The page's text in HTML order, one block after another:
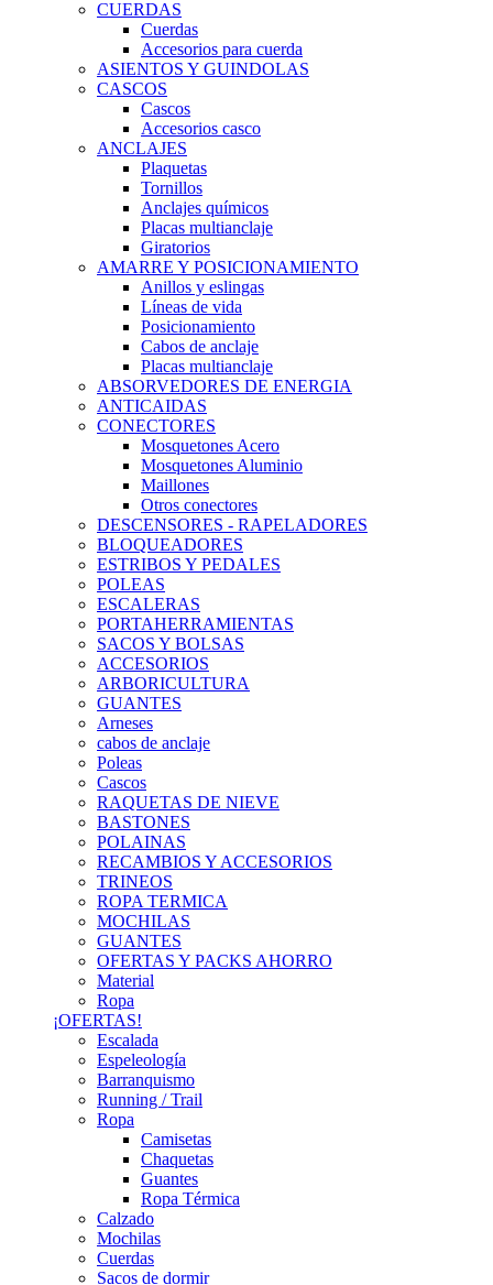
CUERDAS
Cuerdas
Accesorios para cuerda
ASIENTOS Y GUINDOLAS
CASCOS
Cascos
Accesorios casco
ANCLAJES
Plaquetas
Tornillos
Anclajes químicos
Placas multianclaje
Giratorios
AMARRE Y POSICIONAMIENTO
Anillos y eslingas
Líneas de vida
Posicionamiento
Cabos de anclaje
Placas multianclaje
ABSORVEDORES DE ENERGIA
ANTICAIDAS
CONECTORES
Mosquetones Acero
Mosquetones Aluminio
Maillones
Otros conectores
DESCENSORES - RAPELADORES
BLOQUEADORES
ESTRIBOS Y PEDALES
POLEAS
ESCALERAS
PORTAHERRAMIENTAS
SACOS Y BOLSAS
ACCESORIOS
ARBORICULTURA
GUANTES
Arneses
cabos de anclaje
Poleas
Cascos
RAQUETAS DE NIEVE
BASTONES
POLAINAS
RECAMBIOS Y ACCESORIOS
TRINEOS
ROPA TERMICA
MOCHILAS
GUANTES
OFERTAS Y PACKS AHORRO
Material
Ropa
¡OFERTAS!
Escalada
Espeleología
Barranquismo
Running / Trail
Ropa
Camisetas
Chaquetas
Guantes
Ropa Térmica
Calzado
Mochilas
Cuerdas
Sacos de dormir